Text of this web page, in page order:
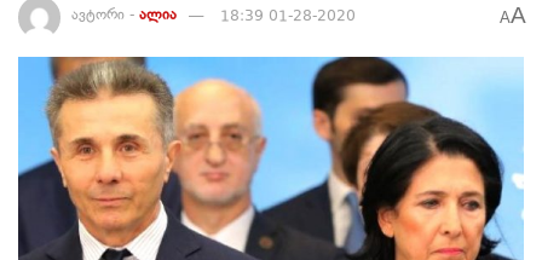
ავტორი - ალია 18:39 01-28-2020 AA